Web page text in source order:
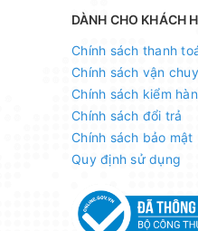
DÀNH CHO KHÁCH
Chính sách thanh
Chính sách vận
Chính sách kiểm
Chính sách đổi trả
Chính sách bảo mật
Quy định sử dụng